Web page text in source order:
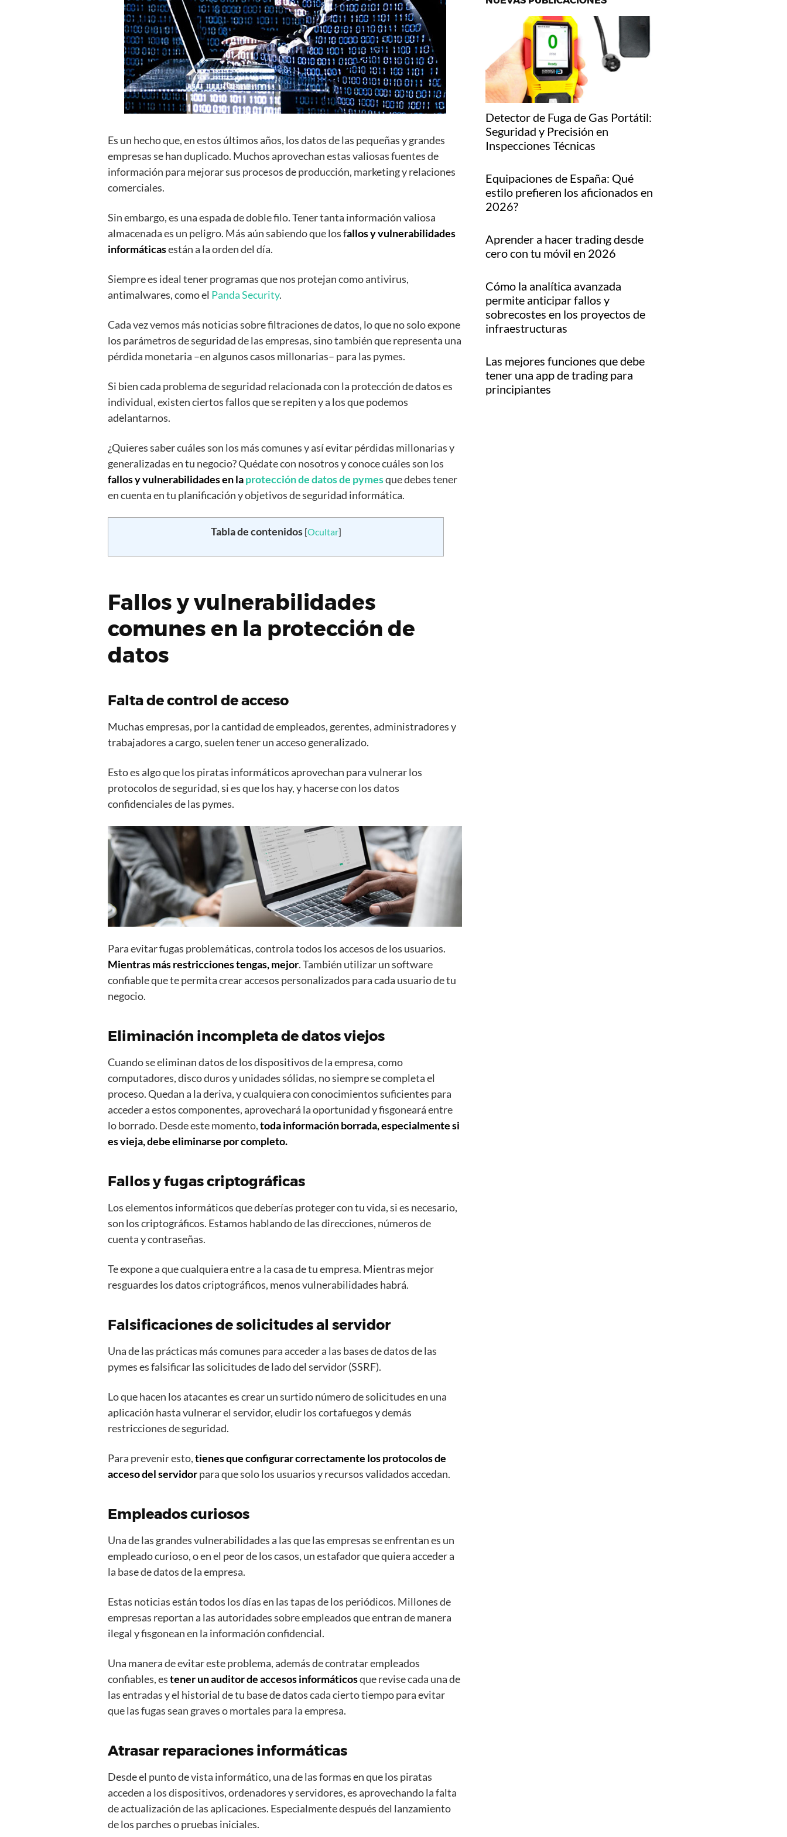
Es un hecho que, en estos últimos años, los datos de las pequeñas y grandes
empresas se han duplicado. Muchos aprovechan estas valiosas fuentes de
información para mejorar sus procesos de producción, marketing y relaciones
comerciales.
Sin embargo, es una espada de doble filo. Tener tanta información valiosa
almacenada es un peligro. Más aún sabiendo que los fallos y vulnerabilidades
informáticasestán a la orden del día.
Siempre es ideal tener programas que nos protejan como antivirus,
antimalwares, como el Panda Security.
Cada vez vemos más noticias sobre filtraciones de datos, lo que no solo expone
los parámetros de seguridad de las empresas, sino también que representa una
pérdida monetaria –en algunos casos millonarias– para las pymes.
Si bien cada problema de seguridad relacionada con la protección de datos es
individual, existen ciertos fallos que se repiten y a los que podemos
adelantarnos.
¿Quieres saber cuáles son los más comunes y así evitar pérdidas millonarias y
generalizadas en tu negocio? Quédate con nosotros y conoce cuáles son los
fallos y vulnerabilidades en laprotección de datos de pymesque debes tener
en cuenta en tu planificación y objetivos de seguridad informática.
Tabla de contenidos [Ocultar]
Fallos y vulnerabilidades
comunes en la protección de
datos
Falta de control de acceso
Muchas empresas, por la cantidad de empleados, gerentes, administradores y
trabajadores a cargo, suelen tener un acceso generalizado.
Esto es algo que los piratas informáticos aprovechan para vulnerar los
protocolos de seguridad, si es que los hay, y hacerse con los datos
confidenciales de las pymes.
Para evitar fugas problemáticas, controla todos los accesos de los usuarios.
Mientras más restricciones tengas, mejor. También utilizar un software
confiable que te permita crear accesos personalizados para cada usuario de tu
negocio.
Eliminación incompleta de datos viejos
Cuando se eliminan datos de los dispositivos de la empresa, como
computadores, disco duros y unidades sólidas, no siempre se completa el
proceso. Quedan a la deriva, y cualquiera con conocimientos suficientes para
acceder a estos componentes, aprovechará la oportunidad y fisgoneará entre
lo borrado. Desde este momento,toda información borrada, especialmente si
es vieja, debe eliminarse por completo.
Fallos y fugas criptográficas
Los elementos informáticos que deberías proteger con tu vida, si es necesario,
son los criptográficos. Estamos hablando de las direcciones, números de
cuenta y contraseñas.
Te expone a que cualquiera entre a la casa de tu empresa. Mientras mejor
resguardes los datos criptográficos, menos vulnerabilidades habrá.
Falsificaciones de solicitudes al servidor
Una de las prácticas más comunes para acceder a las bases de datos de las
pymes es falsificar las solicitudes de lado del servidor (SSRF).
Lo que hacen los atacantes es crear un surtido número de solicitudes en una
aplicación hasta vulnerar el servidor, eludir los cortafuegos y demás
restricciones de seguridad.
Para prevenir esto,tienes que configurar correctamente los protocolos de
acceso del servidorpara que solo los usuarios y recursos validados accedan.
Empleados curiosos
Una de las grandes vulnerabilidades a las que las empresas se enfrentan es un
empleado curioso, o en el peor de los casos, un estafador que quiera acceder a
la base de datos de la empresa.
Estas noticias están todos los días en las tapas de los periódicos. Millones de
empresas reportan a las autoridades sobre empleados que entran de manera
ilegal y fisgonean en la información confidencial.
Una manera de evitar este problema, además de contratar empleados
confiables, estener un auditor de accesos informáticosque revise cada una de
las entradas y el historial de tu base de datos cada cierto tiempo para evitar
que las fugas sean graves o mortales para la empresa.
Atrasar reparaciones informáticas
Desde el punto de vista informático, una de las formas en que los piratas
acceden a los dispositivos, ordenadores y servidores, es aprovechando la falta
de actualización de las aplicaciones. Especialmente después del lanzamiento
de los parches o pruebas iniciales.
Detector de Fuga de Gas Portátil:
Seguridad y Precisión en
Inspecciones Técnicas
Equipaciones de España: Qué
estilo prefieren los aficionados en
2026?
Aprender a hacer trading desde
cero con tu móvil en 2026
Cómo la analítica avanzada
permite anticipar fallos y
sobrecostes en los proyectos de
infraestructuras
Las mejores funciones que debe
tener una app de trading para
principiantes